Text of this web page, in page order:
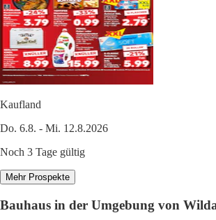
Kaufland
Do. 6.8. - Mi. 12.8.2026
Noch 3 Tage gültig
Mehr Prospekte
Bauhaus in der Umgebung von